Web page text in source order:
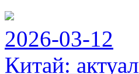
2026-03-12
Китай: